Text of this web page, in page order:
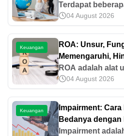
Terdapat
negeri yang bisa
membangun
Simak apa saja
sini!
04 August 2026
Keuangan
ROA: Unsur,
Memengaruhi,
ROA adalah alat
tingkat efektivitas
keuntungan
perusahaan
informasinya di
04 August 2026
Keuangan
Impairment:
Bedanya
Impairment